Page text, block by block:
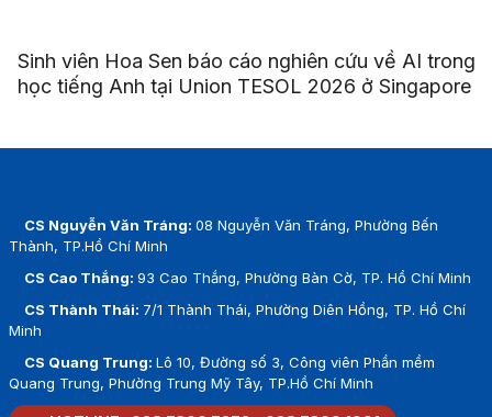
Sinh viên Hoa Sen báo cáo nghiên cứu về AI trong
học tiếng Anh tại Union TESOL 2026 ở Singapore
CS Nguyễn Văn Tráng: 08 Nguyễn Văn Tráng, Phường Bến
Thành, TP.Hồ Chí Minh
CS Cao Thắng: 93 Cao Thắng, Phường Bàn Cờ, TP. Hồ Chí Minh
CS Thành Thái: 7/1 Thành Thái, Phường Diên Hồng, TP. Hồ Chí
Minh
CS Quang Trung: Lô 10, Đường số 3, Công viên Phần mềm
Quang Trung, Phường Trung Mỹ Tây, TP.Hồ Chí Minh